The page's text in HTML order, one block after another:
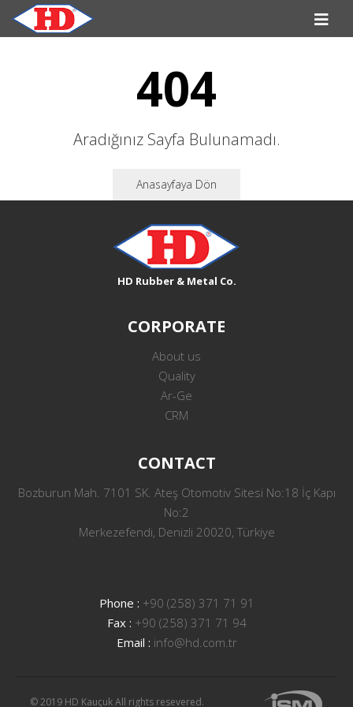
404
Aradığınız Sayfa Bulunamadı.
Anasayfaya Dön
HD Rubber & Metal Co.
CORPORATE
About us
Quality
Ar-Ge
CRM
CONTACT
Bozburun Mah. 7101 SK. Ateş Otomotiv Sitesi No:18 İç Kapı
No:2
Merkezefendi, Denizli 20020, Türkiye
Phone : +90 (258) 371 71 91
Fax : +90 (258) 371 71 94
Email : info@hd.com.tr
© 2019 HD Kauçuk All rights resevered.